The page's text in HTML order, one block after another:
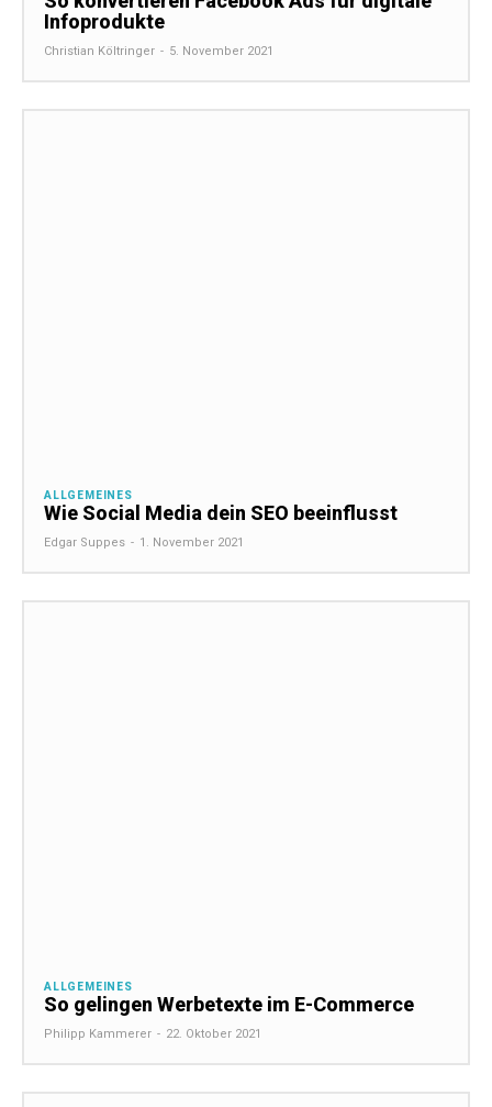
Infoprodukte
Christian Költringer - 5. November 2021
ALLGEMEINES
Wie Social Media dein SEO beeinflusst
Edgar Suppes - 1. November 2021
ALLGEMEINES
So gelingen Werbetexte im E-Commerce
Philipp Kammerer - 22. Oktober 2021